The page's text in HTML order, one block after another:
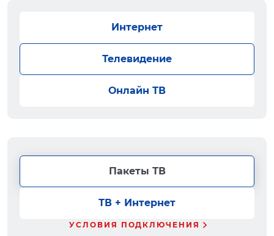
Интернет
Телевидение
Онлайн ТВ
Пакеты ТВ
ТВ + Интернет
УСЛОВИЯ ПОДКЛЮЧЕНИЯ